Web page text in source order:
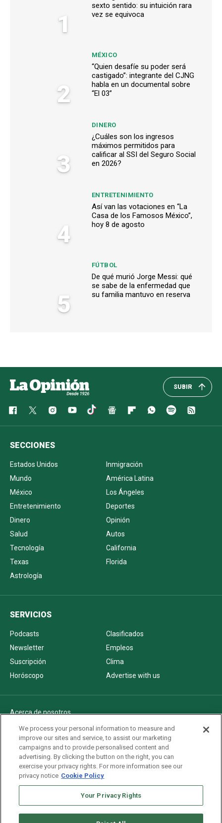
1
sexto sentido: su intuición rara
vez se equivoca
2
MÉXICO
“Quien desafíe su poder será
castigado”: integrante del CJNG
habla en un documental sobre
“El 03”
3
DINERO
¿Cuáles son los ingresos
máximos permitidos para
calificar al SSI del Seguro Social
en 2026?
4
ENTRETENIMIENTO
Así van las votaciones en “La
Casa de los Famosos México”,
hoy 8 de agosto
5
FÚTBOL
De qué murió Jorge Messi: qué
se sabe de la enfermedad que
su familia mantuvo en reserva
SUBIR
SECCIONES
Estados Unidos
Inmigración
Mundo
América Latina
México
Los Ángeles
Entretenimiento
Deportes
Dinero
Opinión
Salud
Autos
Tecnología
California
Texas
Florida
Astrología
SERVICIOS
Podcasts
Clasificados
Newsletter
Empleos
Suscripción
Clima
Horóscopo
Advertise with us
Acerca de nosotros
Politica de privacidad
Pautas Editoriales
AdChoices
Advertise with us
Newsletters
We process your personal information to measure and
improve our sites and service, to assist our marketing
campaigns and to provide personalised content and
advertising. By clicking the button on the right, you can
exercise your privacy rights. For more information see our
privacy notice Cookie Policy
Your Privacy Rights